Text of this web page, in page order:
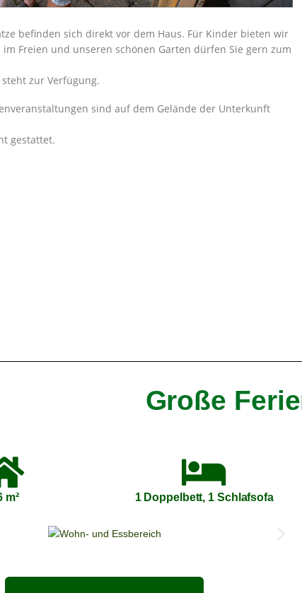
befinden sich direkt vor dem Haus. Für Kinder bieten wir
Freien und unseren schönen Garten dürfen Sie gern zum
steht zur Verfügung.
sind auf dem Gelände der Unterkunft
gestattet.
Große
m² 1 Doppelbett, 1 Schlafsofa